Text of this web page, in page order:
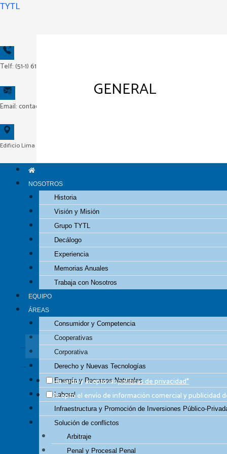
Ir
TYTL
Telf: (51-1) 618-1515
Email: contacto@tytl.com.pe
Edificio Lima Central Tower, Av. El Derby N° 254, Piso 14, Oficina 1404 – Surco – Lima –
NOSOTROS
Historia
Visión y Misión
Grupo TYTL
Decálogo
Experiencia
Memorias Anuales
Trabaja con Nosotros
EQUIPO
ÁREAS
Consumidor y Competencia
Cooperativas
Corporativa
Derecho y Nuevas Tecnologías
Energía y Recursos Naturales
Laboral
Infraestructura y Promoción de Inversiones Público-
Solución de conflictos
Arbitraje
Penal y Procesal Penal
GENERAL
Durante más de cinco décadas hemos
CONTACTO
BOLETÍN INFORMATIVO
Suscríbete, de forma gratuita, a nuestro boletín ‘TYTL News’para recibir, las
He leído y acepto laspolíticas de privacidad*
Acepto el envío de información comercial y publicidad